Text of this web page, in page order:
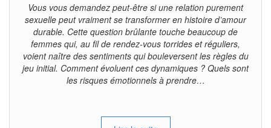
Vous vous demandez peut-être si une relation purement
sexuelle peut vraiment se transformer en histoire d’amour
durable. Cette question brûlante touche beaucoup de
femmes qui, au fil de rendez-vous torrides et réguliers,
voient naître des sentiments qui bouleversent les règles du
jeu initial. Comment évoluent ces dynamiques ? Quels sont
les risques émotionnels à prendre…